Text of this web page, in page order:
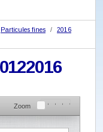
Particules fines
2016
Zoom